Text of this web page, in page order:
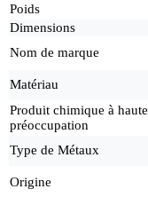
Poids
Dimensions
Nom de marque
Matériau
Produit chimique à haute
préoccupation
Type de Métaux
Origine